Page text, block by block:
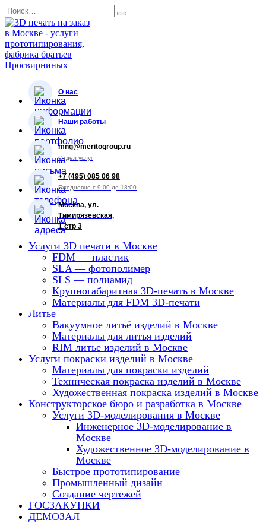
Перейти
к
содержанию
Search
for:
О нас
Наши работы
mng@meritogroup.ru
Отдел услуг
+7 (495) 085 06 98
Ежедневно с 9:00 до 18:00
Москва, ул.
Тимирязевская,
1 стр 3
Услуги 3D печати в Москве
FDM — пластик
SLA — фотополимер
SLS — полиамид
Крупногабаритная 3D-печать в Москве
Материалы для FDM 3D-печати
Литье
Вакуумное литьё изделий в Москве
Материалы для литья изделий
RIM литье изделий в Москве
Услуги покраски изделий в Москве
Материалы для покраски изделий
Техническая покраска изделий в Москве
Художественная покраска изделий в Москве
Конструкторское бюро и разработка в Москве
Услуги 3D-моделирования в Москве
Инженерное 3D-моделирование в
Москве
Художественное 3D-моделирование в
Москве
Быстрое прототипирование
Промышленный дизайн
Создание чертежей
ГОСЗАКУПКИ
ДЕМОЗАЛ